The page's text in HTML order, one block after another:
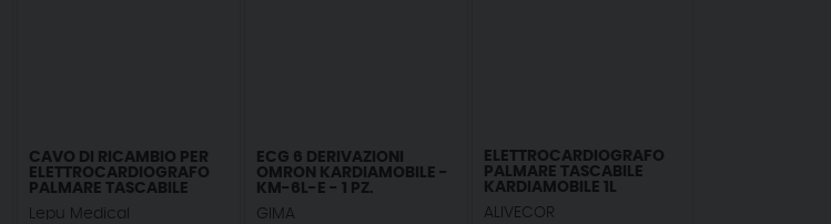
CAVO DI RICAMBIO PER
ELETTROCARDIOGRAFO
PALMARE TASCABILE
PCECG-500 COD. 33236
Lepu Medical
ECG 6 DERIVAZIONI
OMRON KARDIAMOBILE -
KM-6L-E - 1 PZ.
GIMA
ELETTROCARDIOGRAFO
PALMARE TASCABILE
KARDIAMOBILE 1L
ALIVECOR